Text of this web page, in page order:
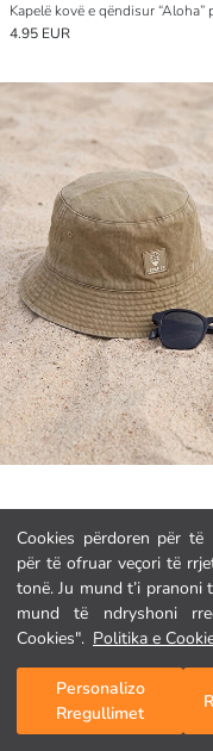
Cookies përdoren për të
për të ofruar veçori të
tonë. Ju mund t’i
mund të ndryshoni
Cookies". Politika e
Personalizo
Rregullimet
Kapelë kovë e qëndisur “Aloha”
4.95 EUR
4.95 EUR